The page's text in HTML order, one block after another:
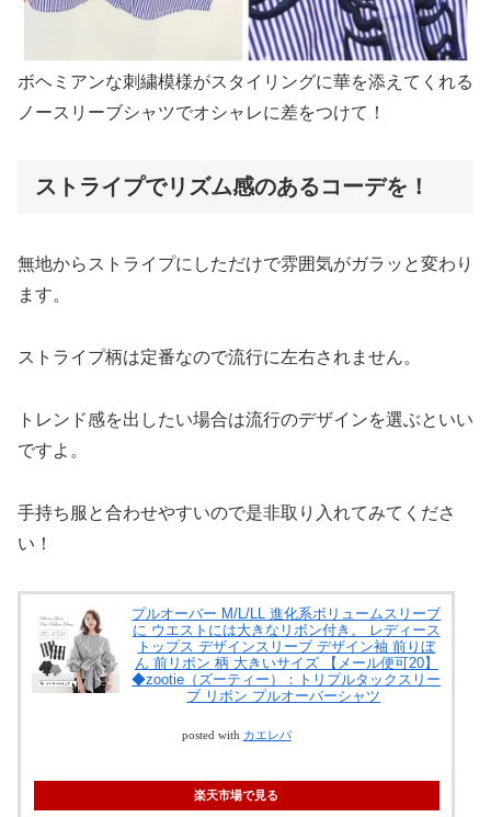
ボヘミアンな刺繍模様がスタイリングに華を添えてくれる
ノースリーブシャツでオシャレに差をつけて！
ストライプでリズム感のあるコーデを！
無地からストライプにしただけで雰囲気がガラッと変わり
ます。
ストライプ柄は定番なので流行に左右されません。
トレンド感を出したい場合は流行のデザインを選ぶといい
ですよ。
手持ち服と合わせやすいので是非取り入れてみてくださ
い！
プルオーバー M/L/LL 進化系ボリュームスリーブ
に ウエストには大きなリボン付き。 レディース
トップス デザインスリーブ デザイン袖 前りぼ
ん 前リボン 柄 大きいサイズ 【メール便可20】
◆zootie（ズーティー）：トリプルタックスリー
ブ リボン プルオーバーシャツ
posted with カエレバ
楽天市場で見る